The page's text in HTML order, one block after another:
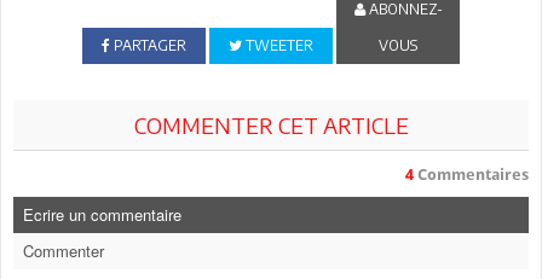
PARTAGER TWEETER
ABONNEZ-
VOUS
COMMENTER CET ARTICLE
4 Commentaires
Ecrire un commentaire
Commenter